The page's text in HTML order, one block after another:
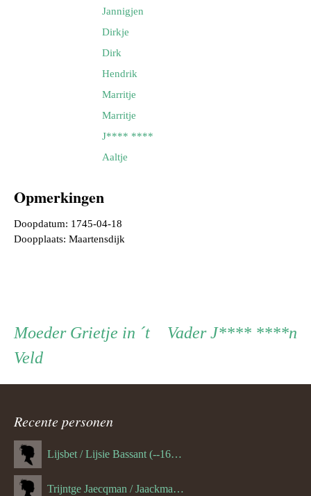
Jannigjen
Dirkje
Dirk
Hendrik
Marritje
Marritje
J**** ****
Aaltje
Opmerkingen
Doopdatum: 1745-04-18
Doopplaats: Maartensdijk
Persoon
ouder
navigatie
VaderVader
J**** ****n
Moeder Moeder
Grietje in ´t
Veld
Recente personen
Lijsbet / Lijsie Bassant (--1687)
Trijntge Jaecqman / Jaackman (--1651)